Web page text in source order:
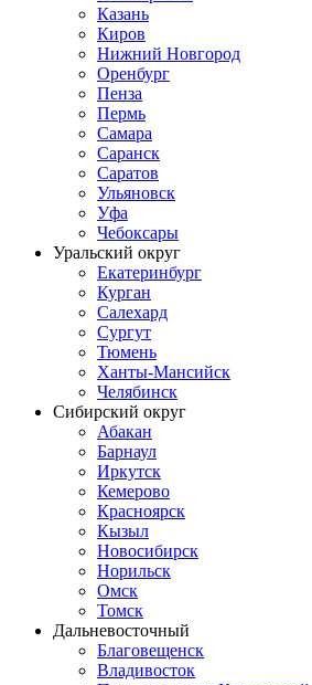
Казань
Киров
Нижний Новгород
Оренбург
Пенза
Пермь
Самара
Саранск
Саратов
Ульяновск
Уфа
Чебоксары
Уральский округ
Екатеринбург
Курган
Салехард
Сургут
Тюмень
Ханты-Мансийск
Челябинск
Сибирский округ
Абакан
Барнаул
Иркутск
Кемерово
Красноярск
Кызыл
Новосибирск
Норильск
Омск
Томск
Дальневосточный
Благовещенск
Владивосток